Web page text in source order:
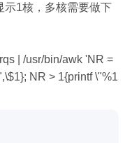
示1核，多核需要做下
| /usr/bin/awk 'NR =
NR > 1{printf \"%1